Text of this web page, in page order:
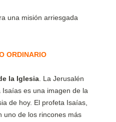
ORDINARIO
la Iglesia . La Jerusalén
es una imagen de la
de hoy. El profeta Isaías,
uno de los rincones más